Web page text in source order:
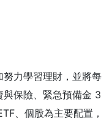
力學習理財，並將每
與保險、緊急預備金 3
、個股為主要配置，